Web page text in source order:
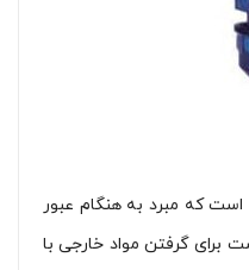
است که مبرد به هنگام عبور
برای گرفتن مواد خارجی با